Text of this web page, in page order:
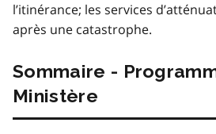
l’itinérance; les services
après une catastrophe.
Sommaire -
Ministère